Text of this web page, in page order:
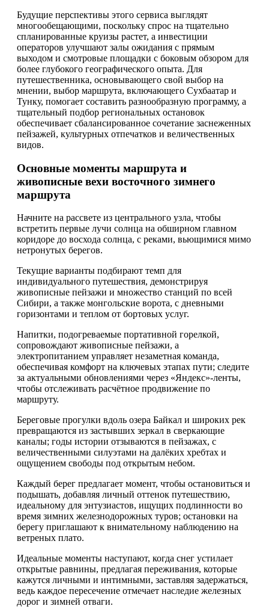
Будущие перспективы этого сервиса выглядят
многообещающими, поскольку спрос на тщательно
спланированные круизы растет, а инвестиции
операторов улучшают залы ожидания с прямым
выходом и смотровые площадки с боковым обзором для
более глубокого географического опыта. Для
путешественника, основывающего свой выбор на
мнении, выбор маршрута, включающего Сухбаатар и
Тунку, помогает составить разнообразную программу, а
тщательный подбор региональных остановок
обеспечивает сбалансированное сочетание заснеженных
пейзажей, культурных отпечатков и величественных
видов.
Основные моменты маршрута и
живописные вехи восточного зимнего
маршрута
Начните на рассвете из центрального узла, чтобы
встретить первые лучи солнца на обширном главном
коридоре до восхода солнца, с реками, вьющимися мимо
нетронутых берегов.
Текущие варианты подбирают темп для
индивидуального путешествия, демонстрируя
живописные пейзажи и множество станций по всей
Сибири, а также монгольские ворота, с дневными
горизонтами и теплом от бортовых услуг.
Напитки, подогреваемые портативной горелкой,
сопровождают живописные пейзажи, а
электропитанием управляет незаметная команда,
обеспечивая комфорт на ключевых этапах пути; следите
за актуальными обновлениями через «Яндекс»-ленты,
чтобы отслеживать расчётное продвижение по
маршруту.
Береговые прогулки вдоль озера Байкал и широких рек
превращаются из застывших зеркал в сверкающие
каналы; годы истории отзываются в пейзажах, с
величественными силуэтами на далёких хребтах и
ощущением свободы под открытым небом.
Каждый берег предлагает момент, чтобы остановиться и
подышать, добавляя личный оттенок путешествию,
идеальному для энтузиастов, ищущих подлинности во
время зимних железнодорожных туров; остановки на
берегу приглашают к внимательному наблюдению на
ветреных плато.
Идеальные моменты наступают, когда снег устилает
открытые равнины, предлагая переживания, которые
кажутся личными и интимными, заставляя задержаться,
ведь каждое пересечение отмечает наследие железных
дорог и зимней отваги.